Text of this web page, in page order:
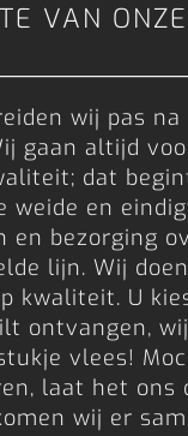
VAN
wij pas na
gaan altijd
dat
weide en
en bezorging
lijn. Wij
kwaliteit. U
ontvangen,
vlees!
laat het ons
wij er